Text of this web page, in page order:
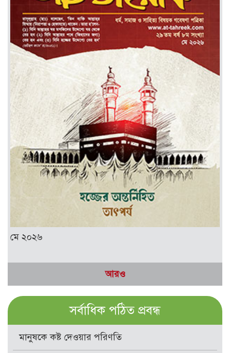
মে ২০২৬
আরও
সর্বাধিক পঠিত প্রবন্ধ
মানুষকে কষ্ট দেওয়ার পরিণতি